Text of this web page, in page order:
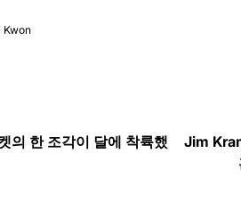
Kwon
의 한 조각이 달에 착륙했
Jim